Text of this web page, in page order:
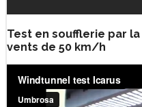
Test en soufflerie par
vents de 50 km/h